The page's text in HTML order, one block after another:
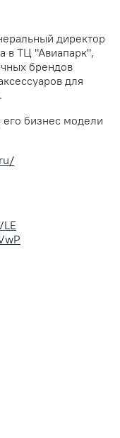
директор
в ТЦ "Авиапарк",
брендов
для
бизнес модели